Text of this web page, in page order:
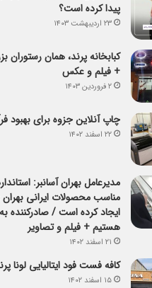
پیدا کرده است؟
۲۳ اردیبهشت ۱۴۰۳
کبابخانه پرند، همان
+ فیلم و عکس
۲ فروردین ۱۴۰۳
چاپ آنلاین جزوه برای بهبود
۲۲ اسفند ۱۴۰۲
مدیرعامل بهران آسانبر:
مناسب محصولات ایرانی بهران
هستیم + فیلم و تصاویر
۲۱ اسفند ۱۴۰۲
کافه فست فود ایتالیایی لونا
۱۵ اسفند ۱۴۰۲